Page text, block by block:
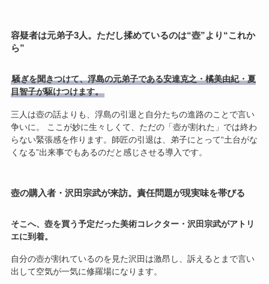
容疑者は元弟子3人。ただし揉めているのは“壺”より“これか
ら”
騒ぎを聞きつけて、浮島の元弟子である安達克之・橘美由紀・夏
目智子が駆けつけます。
三人は壺の話よりも、浮島の引退と自分たちの進路のことで言い
争いに。 ここが妙に生々しくて、ただの「壺が割れた」では終わ
らない緊張感を作ります。師匠の引退は、弟子にとって“土台がな
くなる”出来事でもあるのだと感じさせる導入です。
壺の購入者・沢田宗武が来訪。責任問題が現実味を帯びる
そこへ、壺を買う予定だった美術コレクター・沢田宗武がアトリ
エに到着。
自分の壺が割れているのを見た沢田は激昂し、訴えるとまで言い
出して空気が一気に修羅場になります。